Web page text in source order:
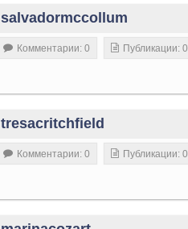
salvadormccollum
Комментарии: 0 Публикации: 0
tresacritchfield
Комментарии: 0 Публикации: 0